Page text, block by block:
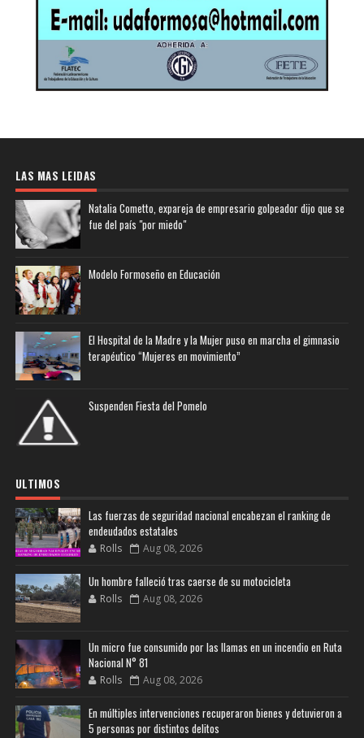
LAS MAS LEIDAS
Natalia Cometto, expareja de empresario golpeador dijo que se
fue del país "por miedo"
Modelo Formoseño en Educación
El Hospital de la Madre y la Mujer puso en marcha el gimnasio
terapéutico “Mujeres en movimiento”
Suspenden Fiesta del Pomelo
ULTIMOS
Las fuerzas de seguridad nacional encabezan el ranking de
endeudados estatales
Rolls Aug 08, 2026
Un hombre falleció tras caerse de su motocicleta
Rolls Aug 08, 2026
Un micro fue consumido por las llamas en un incendio en Ruta
Nacional N° 81
Rolls Aug 08, 2026
En múltiples intervenciones recuperaron bienes y detuvieron a
5 personas por distintos delitos